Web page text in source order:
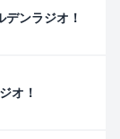
ンラジオ！
オ！